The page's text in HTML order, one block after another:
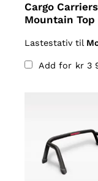
Cargo
Mountain Top
Lastestativ til
Add for kr 3